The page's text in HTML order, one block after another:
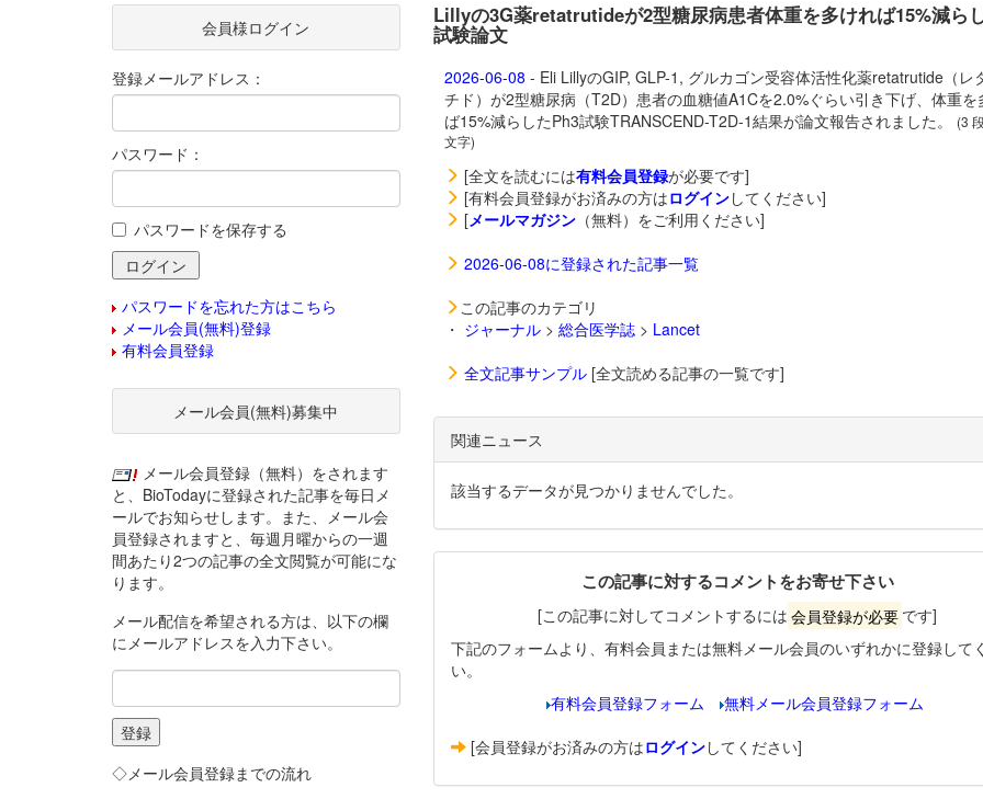
Lillyの3G薬retatrutideが2型糖尿病患者体重を多ければ15%減ら
試験論文
2026-06-08 - Eli LillyのGIP, GLP-1, グルカゴン受容体活性化薬retatrutide（レ
チド）が2型糖尿病（T2D）患者の血糖値A1Cを2.0%ぐらい引き下げ、体重を
ば15%減らしたPh3試験TRANSCEND-T2D-1結果が論文報告されました。
(3
文字)
[全文を読むには有料会員登録が必要です]
[有料会員登録がお済みの方はログインしてください]
[メールマガジン（無料）をご利用ください]
2026-06-08に登録された記事一覧
この記事のカテゴリ
・ ジャーナル> 総合医学誌> Lancet
全文記事サンプル[全文読める記事の一覧です]
関連ニュース
該当するデータが見つかりませんでした。
この記事に対するコメントをお寄せ下さい
[この記事に対してコメントするには 会員登録が必要 です]
下記のフォームより、有料会員または無料メール会員のいずれかに登録して
い。
有料会員登録フォーム
無料メール会員登録フォーム
[会員登録がお済みの方はログインしてください]
会員様ログイン
登録メールアドレス：
パスワード：
パスワードを保存する
パスワードを忘れた方はこちら
メール会員(無料)登録
有料会員登録
メール会員(無料)募集中
メール会員登録（無料）をされます
と、BioTodayに登録された記事を毎日メ
ールでお知らせします。また、メール会
員登録されますと、毎週月曜からの一週
間あたり2つの記事の全文閲覧が可能にな
ります。
メール配信を希望される方は、以下の欄
にメールアドレスを入力下さい。
◇メール会員登録までの流れ